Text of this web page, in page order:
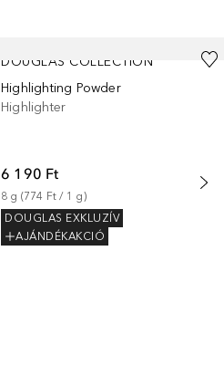
DOUGLAS COLLECTION
Highlighting Powder
Highlighter
6 190 Ft
8 g (774 Ft / 1 g)
DOUGLAS EXKLUZÍV
AJÁNDÉKAKCIÓ